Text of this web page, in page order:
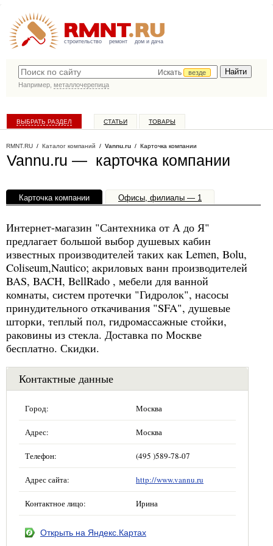
строительство ремонт дом и дача
Искать
везде
Например, металлочерепица
ВЫБРАТЬ РАЗДЕЛ СТАТЬИ ТОВАРЫ
RMNT.RU / Каталог компаний / Vannu.ru / Карточка компании
Vannu.ru — карточка компании
Карточка компании Офисы, филиалы — 1
Интернет-магазин "Сантехника от А до Я"
предлагает большой выбор душевых кабин
известных производителей таких как Lemen, Bolu,
Coliseum,Nautico; акриловых ванн производителей
BAS, BACH, BellRado , мебели для ванной
комнаты, систем протечки "Гидролок", насосы
принудительного откачивания "SFA", душевые
шторки, теплый пол, гидромассажные стойки,
раковины из стекла. Доставка по Москве
бесплатно. Скидки.
Контактные данные
Город: Москва
Адрес: Москва
Телефон: (495 )589-78-07
Адрес сайта: http://www.vannu.ru
Контактное лицо: Ирина
Открыть на Яндекс.Картах